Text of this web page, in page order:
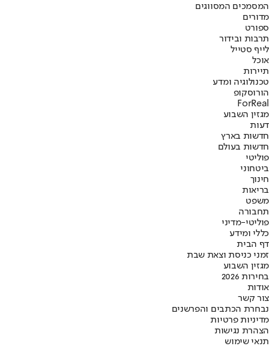
המסמכים המסווגים
מדורים
ספורט
תרבות ובידור
לייף סטייל
אוכל
תיירות
טכנולוגיה ומדע
הורוסקופ
ForReal
מגזין השבוע
דעות
חדשות בארץ
חדשות בעולם
פוליטי
ביטחוני
חינוך
בריאות
משפט
תחבורה
פוליטי-מדיני
כללי ומידע
דף הבית
זמני כניסת וצאת שבת
מגזין השבוע
בחירות 2026
אודות
צור קשר
נבחרת הכתבים והפרשנים
מדיניות פרטיות
הצהרת נגישות
תנאי שימוש